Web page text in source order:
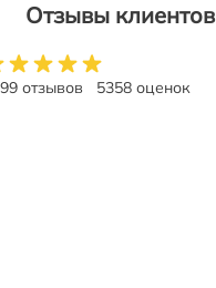
Отзывы клиентов
отзывов 5358 оценок